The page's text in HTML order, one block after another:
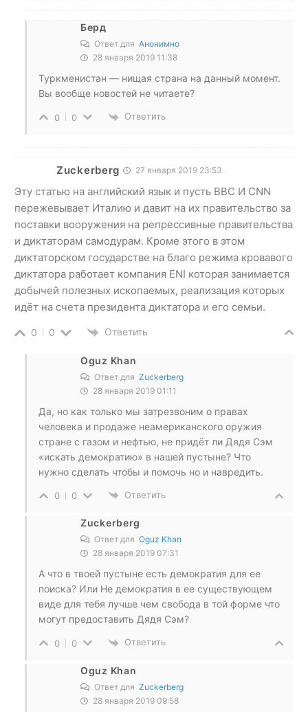
Берд
Ответ для Анонимно
28 января 2019 11:38
Туркменистан — нищая страна на данный момент.
Вы вообще новостей не читаете?
0 0 Ответить
Zuckerberg 27 января 2019 23:53
Эту статью на английский язык и пусть ВВС И CNN
пережевывает Италию и давит на их правительство за
поставки вооружения на репрессивные правительства
и диктаторам самодурам. Кроме этого в этом
диктаторском государстве на благо режима кровавого
диктатора работает компания ENI которая занимается
добычей полезных ископаемых, реализация которых
идёт на счета президента диктатора и его семьи.
0 0 Ответить
Oguz Khan
Ответ для Zuckerberg
28 января 2019 01:11
Да, но как только мы затрезвоним о правах
человека и продаже неамериканского оружия
стране с газом и нефтью, не придёт ли Дядя Сэм
«искать демократию» в нашей пустыне? Что
нужно сделать чтобы и помочь но и навредить.
0 0 Ответить
Zuckerberg
Ответ для Oguz Khan
28 января 2019 07:31
А что в твоей пустыне есть демократия для ее
поиска? Или Не демократия в ее существующем
виде для тебя лучше чем свобода в той форме что
могут предоставить Дядя Сэм?
0 0 Ответить
Oguz Khan
Ответ для Zuckerberg
28 января 2019 09:58